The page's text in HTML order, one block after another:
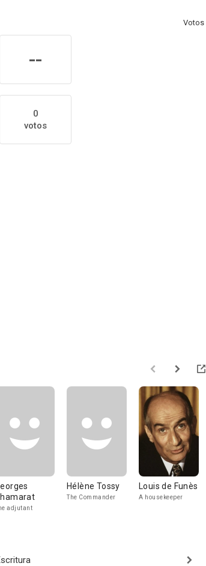
Votos
--
0
votos
adjutant
Hélène Tossy
The Commander
Louis de Funès
A housekeeper